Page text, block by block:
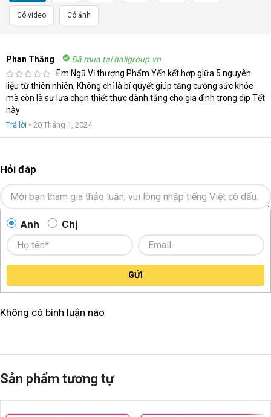
Có video Có ảnh
Phan Thắng
Đã mua tại haligroup.vn
Em Ngũ Vị thượng Phẩm Yến kết hợp giữa 5 nguyên
liệu từ thiên nhiên, Không chỉ là bí quyết giúp tăng cường sức khỏe
mà còn là sự lựa chọn thiết thực dành tặng cho gia đình trong dịp Tết
này
Trả lời • 20 Tháng 1, 2024
Hỏi đáp
Anh Chị
GỬI
Không có bình luận nào
Sản phẩm tương tự